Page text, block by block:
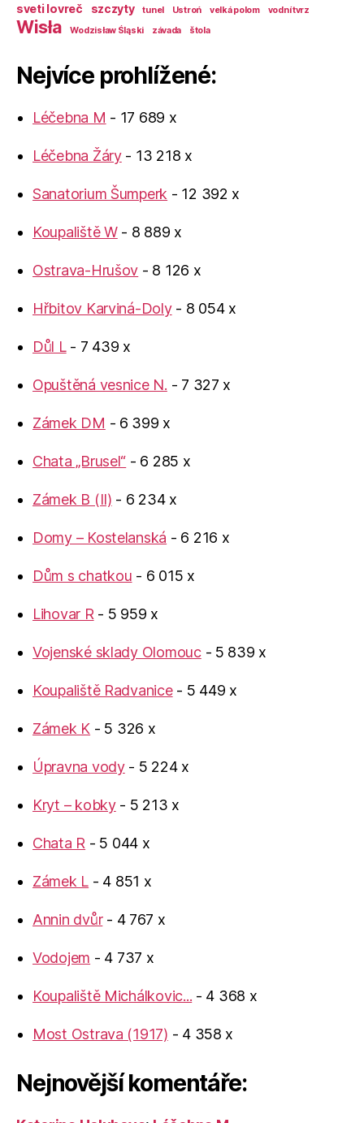
sveti lovreč szczyty tunel Ustroń velká polom vodní tvrz
Wisła Wodzisław Śląski závada štola
Nejvíce prohlížené:
Léčebna M - 17 689 x
Léčebna Žáry- 13 218 x
Sanatorium Šumperk - 12 392 x
Koupaliště W- 8 889 x
Ostrava-Hrušov - 8 126 x
Hřbitov Karviná-Doly- 8 054 x
Důl L- 7 439 x
Opuštěná vesnice N. - 7 327 x
Zámek DM - 6 399 x
Chata „Brusel“ - 6 285 x
Zámek B (II) - 6 234 x
Domy – Kostelanská - 6 216 x
Dům s chatkou - 6 015 x
Lihovar R - 5 959 x
Vojenské sklady Olomouc- 5 839 x
Koupaliště Radvanice- 5 449 x
Zámek K - 5 326 x
Úpravna vody- 5 224 x
Kryt – kobky- 5 213 x
Chata R - 5 044 x
Zámek L - 4 851 x
Annin dvůr- 4 767 x
Vodojem - 4 737 x
Koupaliště Michálkovic... - 4 368 x
Most Ostrava (1917) - 4 358 x
Nejnovější komentáře: